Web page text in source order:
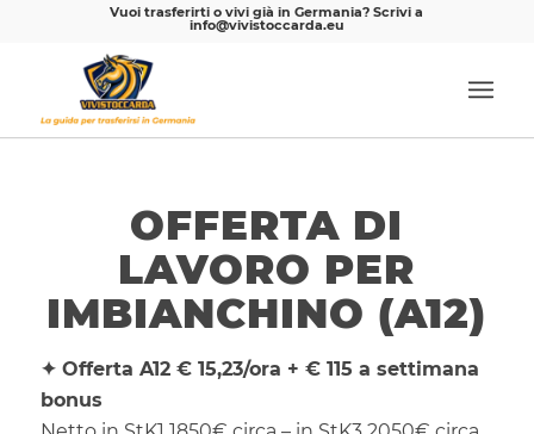
Vuoi trasferirti o vivi già in Germania? Scrivi a
info@vivistoccarda.eu
OFFERTA DI
LAVORO PER
IMBIANCHINO (A12)
✦Offerta A12 € 15,23/ora + € 115 a settimana
bonus